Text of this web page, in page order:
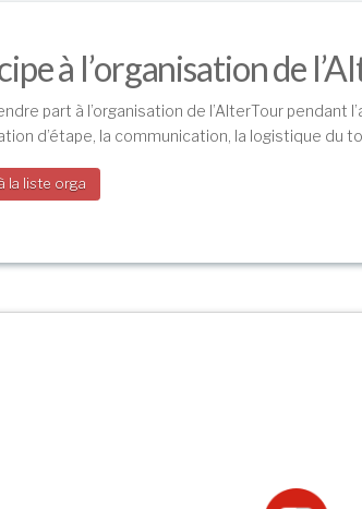
à l’organisation de
part à l’organisation de l’AlterTour
d’étape, la communication, la logistique du
la liste orga